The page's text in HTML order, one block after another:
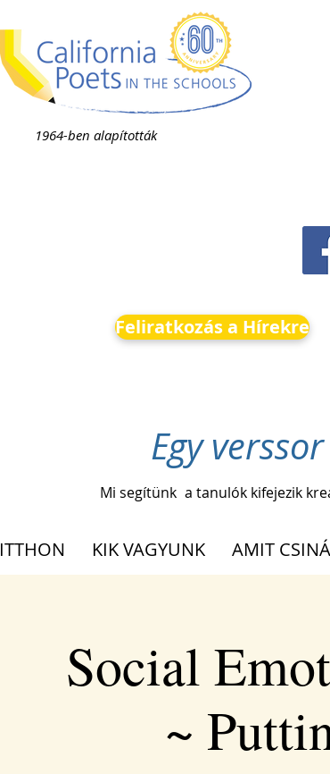
1964-ben alapították
Feliratkozás a Hírekre
Egy
Mi segítünk a tanulók kifejezik
ITTHON KIK VAGYUNK AMIT
Social
~